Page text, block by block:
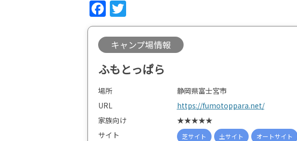
Fac
ebo
ok
tter
キャンプ場情報
ふもとっぱら
場所
静岡県富士宮市
URL
https://fumotoppara.net/
家族向け
★★★★★
サイト
芝サイト 土サイト オートサイト